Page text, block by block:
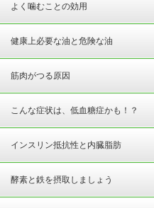
よく噛むことの効用
健康上必要な油と危険な油
筋肉がつる原因
こんな症状は、低血糖症かも！？
インスリン抵抗性と内臓脂肪
酵素と鉄を摂取しましょう